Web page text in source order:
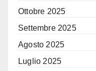
Ottobre 2025
Settembre 2025
Agosto 2025
Luglio 2025